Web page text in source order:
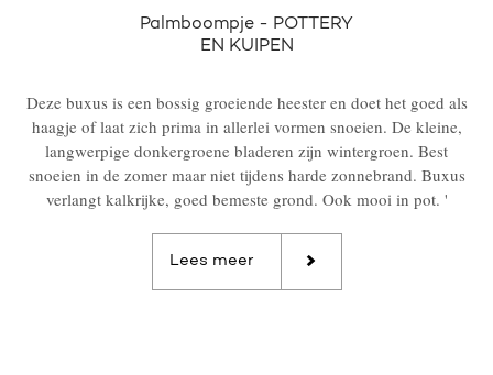
Palmboompje - POTTERY
EN KUIPEN
Deze buxus is een bossig groeiende heester en doet het goed als
haagje of laat zich prima in allerlei vormen snoeien. De kleine,
langwerpige donkergroene bladeren zijn wintergroen. Best
snoeien in de zomer maar niet tijdens harde zonnebrand. Buxus
verlangt kalkrijke, goed bemeste grond. Ook mooi in pot. '
Lees meer